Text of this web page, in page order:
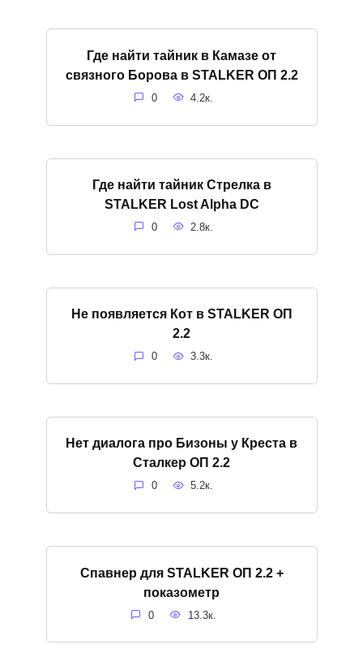
Где найти тайник в Камазе от
связного Борова в STALKER ОП 2.2
0 4.2к.
Где найти тайник Стрелка в
STALKER Lost Alpha DC
0 2.8к.
Не появляется Кот в STALKER ОП
2.2
0 3.3к.
Нет диалога про Бизоны у Креста в
Сталкер ОП 2.2
0 5.2к.
Спавнер для STALKER ОП 2.2 +
показометр
0 13.3к.